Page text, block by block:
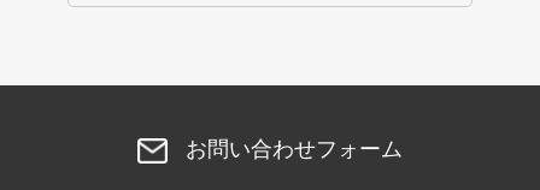
お問い合わせフォーム